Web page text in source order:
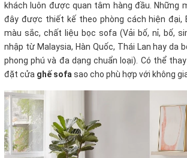
khách luôn được quan tâm hàng đầu. Những
đây được thiết kế theo phòng cách hiện đại,
màu sắc, chất liệu bọc sofa (Vải bố, nỉ, bố,
nhập từ Malaysia, Hàn Quốc, Thái Lan hay da
phong phú và đa dạng chuẩn loại). Có thể
đặt cửa ghế sofasao cho phù hợp với không